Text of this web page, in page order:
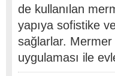
de kullanılan
yapıya sofistike
sağlarlar. Mermer
uygulaması ile